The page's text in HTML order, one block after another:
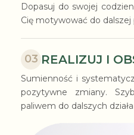
Dopasuj do swojej
Cię motywować do dalszej
03 REALIZUJ I
Sumienność i
pozytywne zmiany.
paliwem do dalszych